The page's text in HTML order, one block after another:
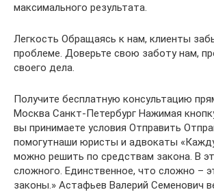
максимального результата.
Легкость Обращаясь к нам, клиенты
проблеме. Доверьте свою заботу нам,
своего дела.
Получите бесплатную консультацию
Москва Санкт-Петербург Нажимая
вы принимаете условия Отправить
помогутнаши юристы и адвокаты
можно решить по средствам закона. В
сложного. Единственное, что сложно –
законы.» Астафьев Валерий Семенович